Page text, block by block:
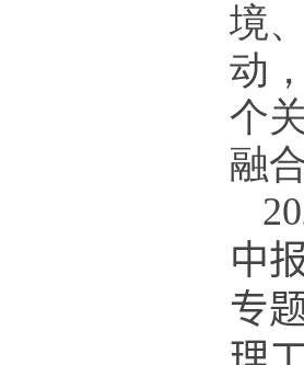
境
动
个
融
中
专